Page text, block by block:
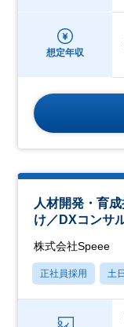
想定年収
人材開発・育
け／DXコンサ
株式会社Speee
正社員採用 土